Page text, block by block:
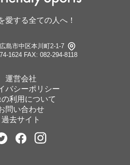
愛する全ての人へ！
島市中区本川町2-1-7
1624 FAX: 082-294-8118
運営会社
バシーポリシー
利用について
問い合わせ
過去サイト